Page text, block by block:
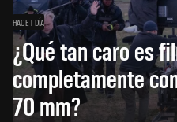
HACE 1 DÍA
¿Qué tan caro es
completamente
70 mm?